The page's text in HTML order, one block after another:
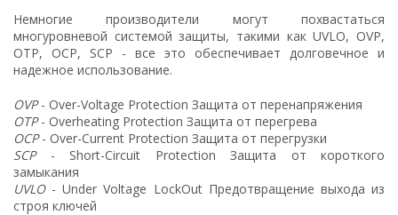
Немногие производители могут похвастаться
многуровневой системой защиты, такими как UVLO, OVP,
OTP, OCP, SCP - все это обеспечивает долговечное и
надежное использование.
OVP- Over-Voltage Protection Защита от перенапряжения
OTP- Overheating Protection Защита от перегрева
OCP- Over-Current Protection Защита от перегрузки
SCP- Short-Circuit Protection Защита от короткого
замыкания
UVLO- Under Voltage LockOut Предотвращение выхода из
строя ключей